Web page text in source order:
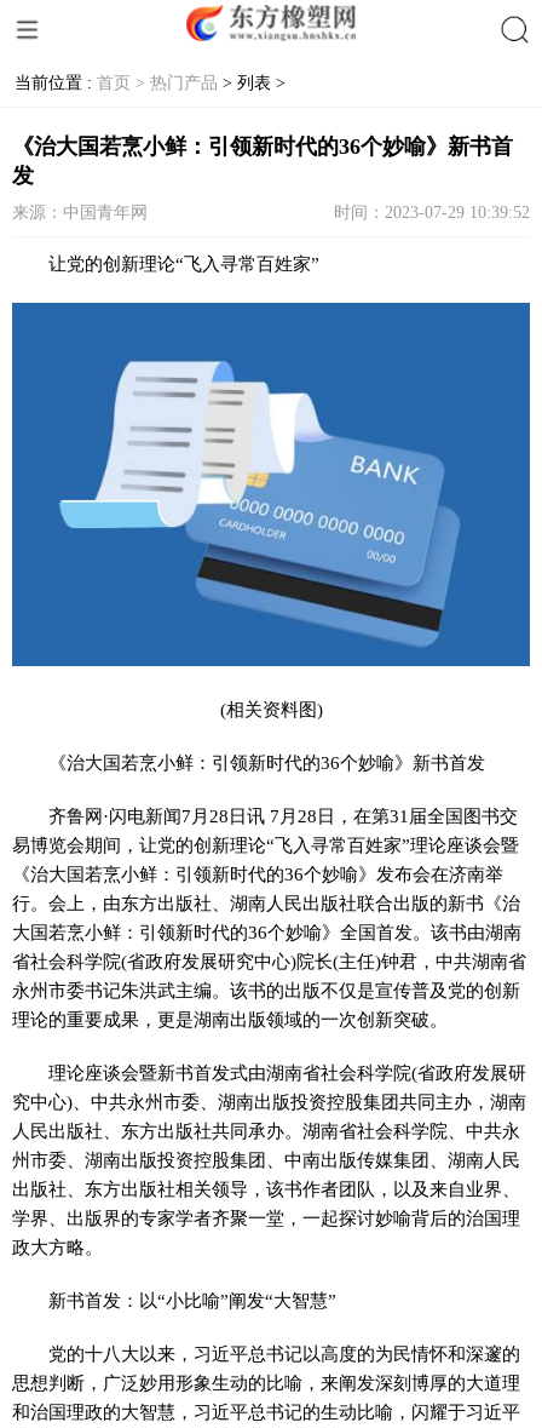
当前位置 : 首页 > 热门产品 > 列表 >
《治大国若烹小鲜：引领新时代的36个妙喻》新书首
发
来源：中国青年网 时间：2023-07-29 10:39:52
让党的创新理论“飞入寻常百姓家”
(相关资料图)
《治大国若烹小鲜：引领新时代的36个妙喻》新书首发
齐鲁网·闪电新闻7月28日讯 7月28日，在第31届全国图书交
易博览会期间，让党的创新理论“飞入寻常百姓家”理论座谈会暨
《治大国若烹小鲜：引领新时代的36个妙喻》发布会在济南举
行。会上，由东方出版社、湖南人民出版社联合出版的新书《治
大国若烹小鲜：引领新时代的36个妙喻》全国首发。该书由湖南
省社会科学院(省政府发展研究中心)院长(主任)钟君，中共湖南省
永州市委书记朱洪武主编。该书的出版不仅是宣传普及党的创新
理论的重要成果，更是湖南出版领域的一次创新突破。
理论座谈会暨新书首发式由湖南省社会科学院(省政府发展研
究中心)、中共永州市委、湖南出版投资控股集团共同主办，湖南
人民出版社、东方出版社共同承办。湖南省社会科学院、中共永
州市委、湖南出版投资控股集团、中南出版传媒集团、湖南人民
出版社、东方出版社相关领导，该书作者团队，以及来自业界、
学界、出版界的专家学者齐聚一堂，一起探讨妙喻背后的治国理
政大方略。
新书首发：以“小比喻”阐发“大智慧”
党的十八大以来，习近平总书记以高度的为民情怀和深邃的
思想判断，广泛妙用形象生动的比喻，来阐发深刻博厚的大道理
和治国理政的大智慧，习近平总书记的生动比喻，闪耀于习近平